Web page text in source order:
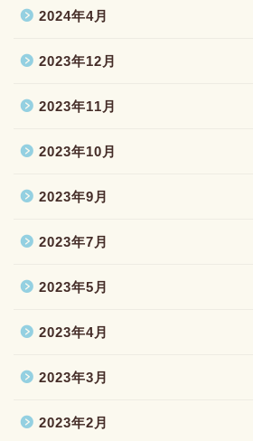
2024年4月
2023年12月
2023年11月
2023年10月
2023年9月
2023年7月
2023年5月
2023年4月
2023年3月
2023年2月